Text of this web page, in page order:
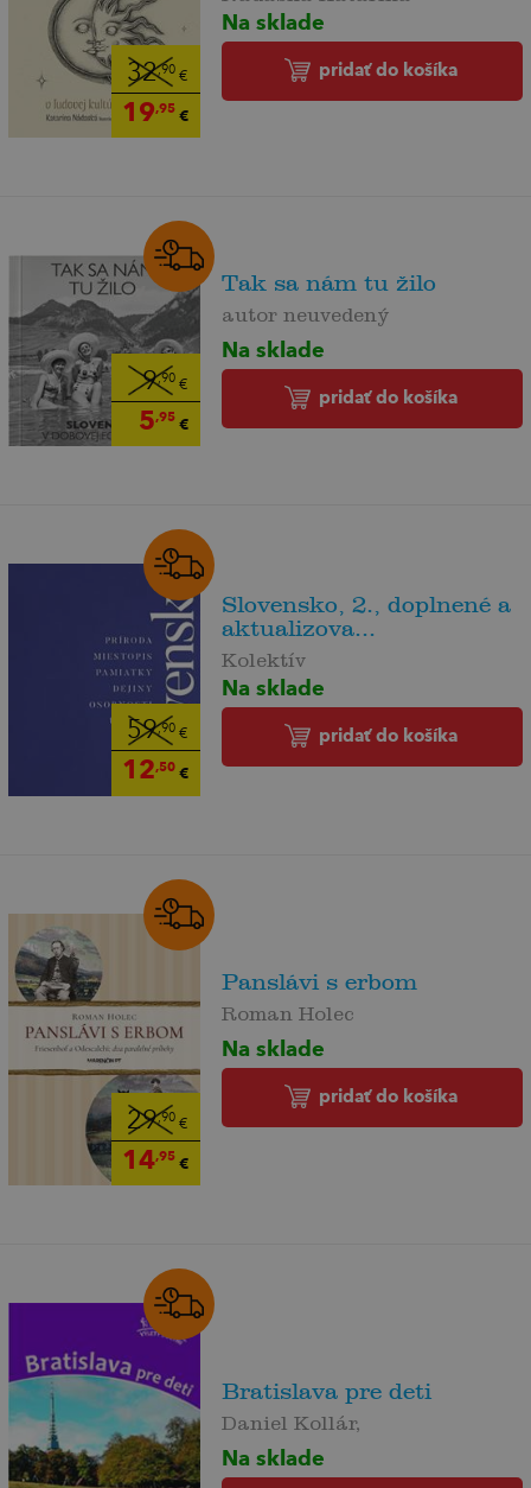
32,90€
19,95€
Na sklade
pridať do košíka
9,90€
5,95€
Tak sa nám tu žilo
autor neuvedený
Na sklade
pridať do košíka
59,90€
12,50€
Slovensko, 2., doplnené a
aktualizova...
Kolektív
Na sklade
pridať do košíka
29,90€
14,95€
Panslávi s erbom
Roman Holec
Na sklade
pridať do košíka
Bratislava pre deti
Daniel Kollár,
Na sklade